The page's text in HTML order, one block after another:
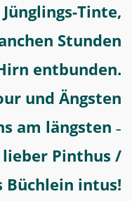
Tinte,
Stunden
entbunden.
und Ängsten
am längsten –
Pinthus /
Büchlein intus!